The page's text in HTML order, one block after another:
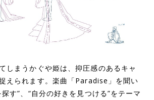
しまうかぐや姫は、抑圧感のあるキャ
えられます。楽曲「Paradise」を聞い
す”、“自分の好きを見つける”をテーマ